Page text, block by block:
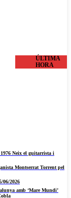
ÚLTIMA
HORA
Neix el guitarrista i
Montserrat Torrent pel
06/2026
amb ‘Mare Mundi’